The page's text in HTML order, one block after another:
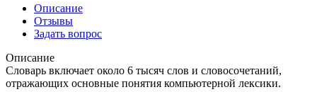
Описание
Отзывы
Задать вопрос
Описание
Словарь включает около 6 тысяч слов и словосочетаний,
отражающих основные понятия компьютерной лексики.